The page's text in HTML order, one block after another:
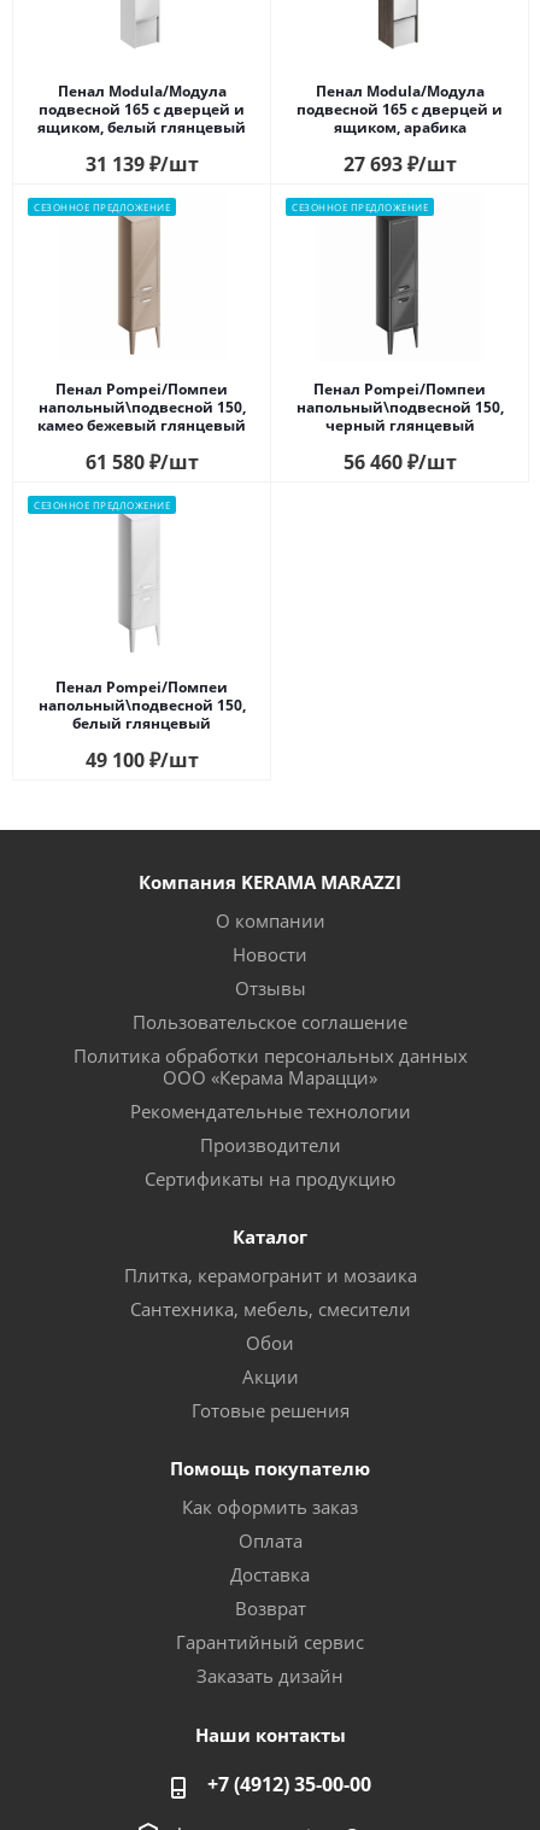
Пенал Modula/Модула
подвесной 165 с дверцей и
ящиком, белый глянцевый
31 139₽/шт
Пенал Modula/Модула
подвесной 165 с дверцей и
ящиком, арабика
27 693₽/шт
СЕЗОННОЕ ПРЕДЛОЖЕНИЕ
Пенал Pompei/Помпеи
напольный\подвесной 150,
камео бежевый глянцевый
61 580₽/шт
СЕЗОННОЕ ПРЕДЛОЖЕНИЕ
Пенал Pompei/Помпеи
напольный\подвесной 150,
черный глянцевый
56 460₽/шт
СЕЗОННОЕ ПРЕДЛОЖЕНИЕ
Пенал Pompei/Помпеи
напольный\подвесной 150,
белый глянцевый
49 100₽/шт
Компания KERAMA MARAZZI
О компании
Новости
Отзывы
Пользовательское соглашение
Политика обработки персональных данных
ООО «Керама Марацци»
Рекомендательные технологии
Производители
Сертификаты на продукцию
Каталог
Плитка, керамогранит и мозаика
Сантехника, мебель, смесители
Обои
Акции
Готовые решения
Помощь покупателю
Как оформить заказ
Оплата
Доставка
Возврат
Гарантийный сервис
Заказать дизайн
Наши контакты
+7 (4912) 35-00-00